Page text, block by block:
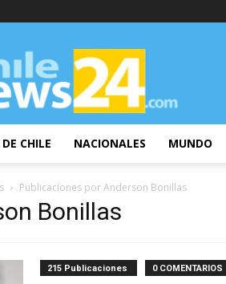
ChileNews24
CHILE NACIONALES MUNDO
Publicaciones por Anderson Bonillas
Bonillas
215 Publicaciones 0 COMENTARIOS